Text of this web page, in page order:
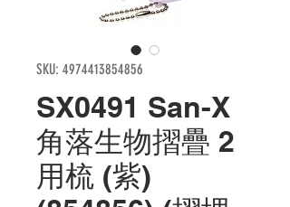
SKU: 4974413854856
SX0491 San-X
角落生物摺疊 2
用梳 (紫)